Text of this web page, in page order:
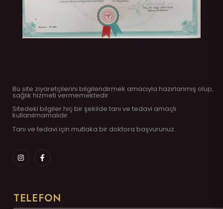
Bu site ziyaretçilerini bilgilendirmek amacıyla hazırlanmış olup,
sağlık hizmeti vermemektedir.
Sitedeki bilgiler hiç bir şekilde tanı ve tedavi amaçlı
kullanılmamalıdır.
Tanı ve tedavi için mutlaka bir doktora başvurunuz.
TELEFON